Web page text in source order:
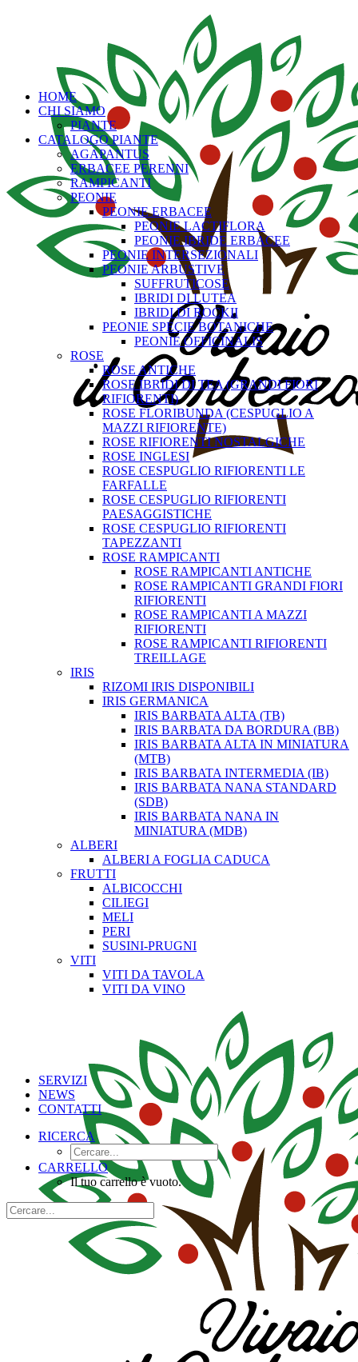
HOME
CHI SIAMO
PIANTE
CATALOGO PIANTE
AGAPANTUS
ERBACEE PERENNI
RAMPICANTI
PEONIE
PEONIE ERBACEE
PEONIE LACTIFLORA
PEONIE IBRIDE ERBACEE
PEONIE INTERSEZIONALI
PEONIE ARBUSTIVE
SUFFRUTICOSE
IBRIDI DI LUTEA
IBRIDI DI ROCKII
PEONIE SPECIE BOTANICHE
PEONIE OFFICINALIS
ROSE
ROSE ANTICHE
ROSE IBRIDI DI TEA (GRANDI FIORI
RIFIORENTI)
ROSE FLORIBUNDA (CESPUGLIO A
MAZZI RIFIORENTE)
ROSE RIFIORENTI NOSTALGICHE
ROSE INGLESI
ROSE CESPUGLIO RIFIORENTI LE
FARFALLE
ROSE CESPUGLIO RIFIORENTI
PAESAGGISTICHE
ROSE CESPUGLIO RIFIORENTI
TAPEZZANTI
ROSE RAMPICANTI
ROSE RAMPICANTI ANTICHE
ROSE RAMPICANTI GRANDI FIORI
RIFIORENTI
ROSE RAMPICANTI A MAZZI
RIFIORENTI
ROSE RAMPICANTI RIFIORENTI
TREILLAGE
IRIS
RIZOMI IRIS DISPONIBILI
IRIS GERMANICA
IRIS BARBATA ALTA (TB)
IRIS BARBATA DA BORDURA (BB)
IRIS BARBATA ALTA IN MINIATURA
(MTB)
IRIS BARBATA INTERMEDIA (IB)
IRIS BARBATA NANA STANDARD
(SDB)
IRIS BARBATA NANA IN
MINIATURA (MDB)
ALBERI
ALBERI A FOGLIA CADUCA
FRUTTI
ALBICOCCHI
CILIEGI
MELI
PERI
SUSINI-PRUGNI
VITI
VITI DA TAVOLA
VITI DA VINO
SERVIZI
NEWS
CONTATTI
RICERCA
CARRELLO
Il tuo carrello è vuoto.